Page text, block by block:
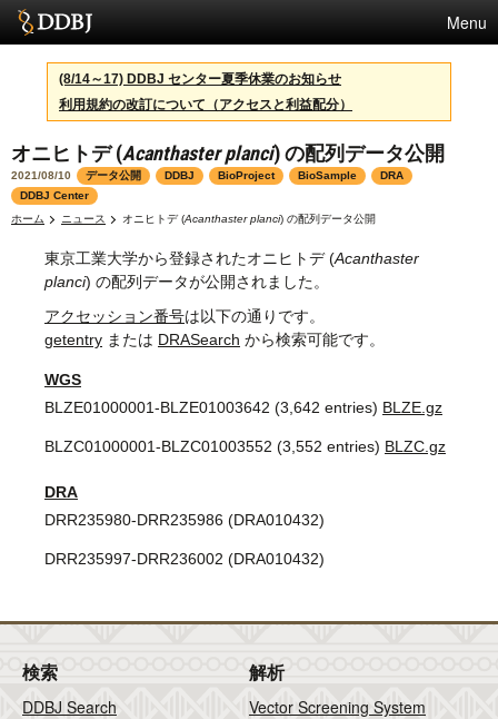
Menu
サービス
スパコン
統計
活動
利用規約
問合せ
(8/14～17) DDBJ センター夏季休業のお知らせ
利用規約の改訂について（アクセスと利益配分）
オニヒトデ (Acanthaster planci) の配列データ公開
2021/08/10 データ公開 DDBJ BioProject BioSample
DRA
DDBJ Center
ホーム
ニュース オニヒトデ (Acanthaster planci) の配列データ公開
東京工業大学から登録されたオニヒトデ (Acanthaster
planci) の配列データが公開されました。
アクセッション番号は以下の通りです。
getentry または DRASearch から検索可能です。
WGS
BLZE01000001-BLZE01003642 (3,642 entries) BLZE.gz
BLZC01000001-BLZC01003552 (3,552 entries) BLZC.gz
DRA
DRR235980-DRR235986 (DRA010432)
DRR235997-DRR236002 (DRA010432)
検索
DDBJ Search
解析
Vector Screening System